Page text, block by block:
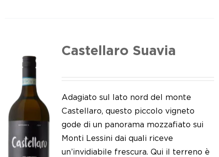
Castellaro Suavia
Adagiato sul lato nord del monte
Castellaro, questo piccolo vigneto
gode di un panorama mozzafiato sui
Monti Lessini dai quali riceve
un’invidiabile frescura. Qui il terreno è